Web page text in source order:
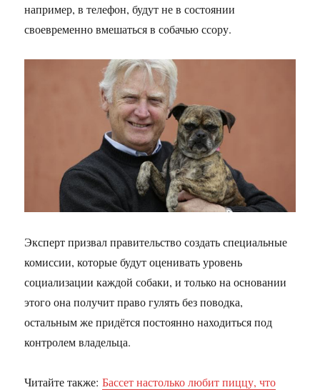
например, в телефон, будут не в состоянии
своевременно вмешаться в собачью ссору.
Эксперт призвал правительство создать специальные
комиссии, которые будут оценивать уровень
социализации каждой собаки, и только на основании
этого она получит право гулять без поводка,
остальным же придётся постоянно находиться под
контролем владельца.
Читайте также:Бассет настолько любит пиццу, что